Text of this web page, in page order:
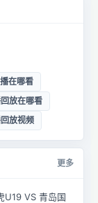
在哪看
放在哪看
放视频
更多
U19 VS 青岛国